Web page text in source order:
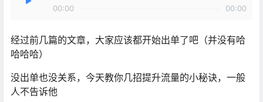
00:00
00:00
经过前几篇的文章，大家应该都开始出单了吧（并没有哈
哈哈哈）
没出单也没关系，今天教你几招提升流量的小秘诀，一般
人不告诉他